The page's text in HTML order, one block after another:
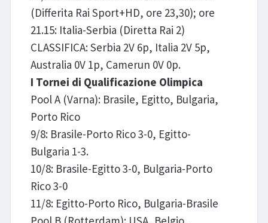
(Differita Rai Sport+HD, ore 23,30); ore
21.15: Italia-Serbia (Diretta Rai 2)
CLASSIFICA: Serbia 2V 6p, Italia 2V 5p,
Australia 0V 1p, Camerun 0V 0p.
I Tornei di Qualificazione Olimpica
Pool A (Varna): Brasile, Egitto, Bulgaria,
Porto Rico
9/8: Brasile-Porto Rico 3-0, Egitto-
Bulgaria 1-3.
10/8: Brasile-Egitto 3-0, Bulgaria-Porto
Rico 3-0
11/8: Egitto-Porto Rico, Bulgaria-Brasile​